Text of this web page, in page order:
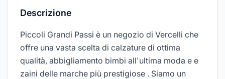
Descrizione
Piccoli Grandi Passi è un negozio di Vercelli che
offre una vasta scelta di calzature di ottima
qualità, abbigliamento bimbi all'ultima moda e e
zaini delle marche più prestigiose . Siamo un